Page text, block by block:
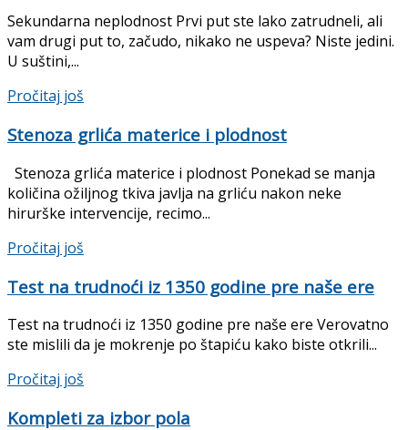
Sekundarna neplodnost Prvi put ste lako zatrudneli, ali
vam drugi put to, začudo, nikako ne uspeva? Niste jedini.
U suštini,...
Pročitaj još
Stenoza grlića materice i plodnost
Stenoza grlića materice i plodnost Ponekad se manja
količina ožiljnog tkiva javlja na grliću nakon neke
hirurške in­tervencije, recimo...
Pročitaj još
Test na trudnoći iz 1350 godine pre naše ere
Test na trudnoći iz 1350 godine pre naše ere Verovatno
ste mislili da je mokrenje po štapiću kako biste otkrili...
Pročitaj još
Kompleti za izbor pola